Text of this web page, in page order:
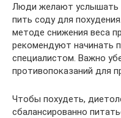
Люди желают услышать
пить соду для
методе снижения веса
рекомендуют начинать
специалистом. Важно
противопоказаний для
Чтобы похудеть,
сбалансированно